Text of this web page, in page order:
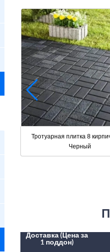
Тротуарная плитка 8
Черный
Доставка (Цена за
1 поддон)